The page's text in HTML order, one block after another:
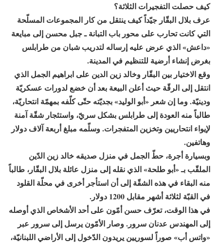
كيف حصلت التفجيرات الثلاثة؟
عرف بلال البقّار جيّداً كيف ينتقل من كار المجموعات المسلّحة
التي كانت تحارب على محور باب التبانة ـ جبل محسن إلى مبايعة
«داعش» الذي عرض عليه إرساله لتدريب شبان من طرابلس
بغرض إنشاء أرضية للتنظيم في المدينة.
وقع الاختيار بين البقّار وخالد زين الدين على ابراهيم الجمل الذي
انتقل إلى الرقّة حيث أعلن البيعة بعد أن خضع لدورات عسكريّة
ودينيّة. وما إن شعر «أبو الوليد» بجديّته حتّى كلّفه بمهمّة انتحاريّة،
طالباً منه العودة إلى طرابلس بشكل سريّ، واستئجار شقّة آمنة
لإيواء انتحاريين وتخزين المتفجرات. وسلّمه مبلغ أربعة آلاف دولار
وهاتفين.
وبسيارة أجرة، حطّ الجمل في منزل صديقه خالد زين الدّين
الملقّب بـ «أبو طلحة» الذي نقله إلى منزل عائلة بلال البقّار، طالباً
منه البقاء في هذه الشقّة إلى أن استأجر أخرى في محلّة القلود
في القبّة لثلاثة أشهر مقابل 1200 دولار.
في هذا الوقت، تعرّف حسن أمّون على أحد الأشخاص الذي أوصله
إلى المهندس عدنان سرور. وصار الأمّون يرسل إلى سرور عبر
«واتس أب» صوراً لسوريين يريدون الدّخول إلى الأراضي اللبنانيّة،